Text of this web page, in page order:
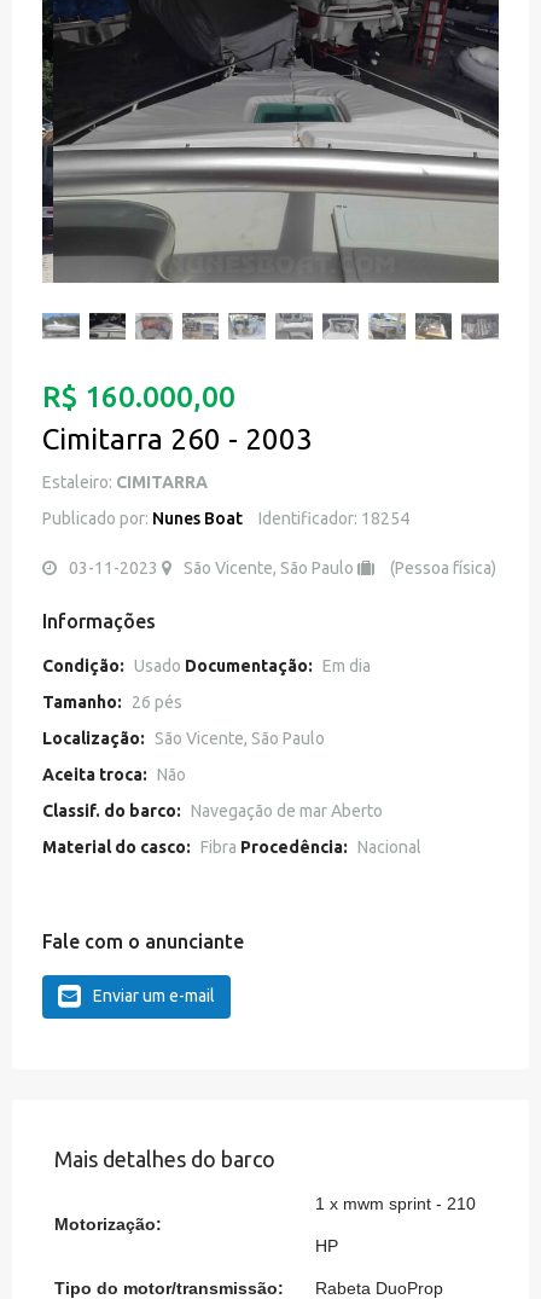
R$ 160.000,00
Cimitarra 260 - 2003
Estaleiro: CIMITARRA
Publicado por: Nunes Boat Identificador: 18254
03-11-2023 São Vicente, São Paulo (Pessoa física)
Informações
Condição: Usado Documentação: Em dia
Tamanho:
26 pés
Localização:
São Vicente, São Paulo
Aceita troca: Não
Classif. do barco: Navegação de mar Aberto
Material do casco: Fibra Procedência: Nacional
Fale com o anunciante
Enviar um e-mail
Mais detalhes do barco
Motorização:
1 x mwm sprint - 210
HP
Tipo do motor/transmissão: Rabeta DuoProp